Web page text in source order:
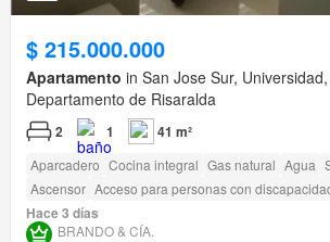
$ 215.000.000
Apartamento in San Jose Sur,
Departamento de Risaralda
2 1 41 m²
Aparcadero Cocina integral Gas natural Agua
Ascensor Acceso para personas con
Hace 3 días
BRANDO & CÍA.